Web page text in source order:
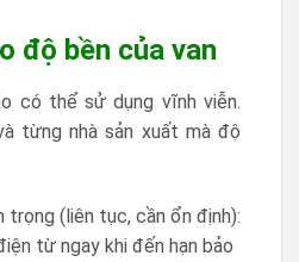
độ bền của van
có thể sử dụng vĩnh viễn.
từng nhà sản xuất mà độ
trọng (liên tục, cần ổn định):
từ ngay khi đến hạn bảo